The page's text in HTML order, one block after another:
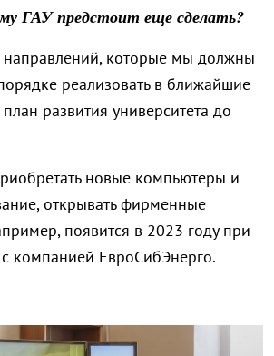
ГАУ предстоит еще сделать?
направлений, которые мы должны
реализовать в ближайшие
развития университета до
новые компьютеры и
открывать фирменные
появится в 2023 году при
компанией ЕвроСибЭнерго.